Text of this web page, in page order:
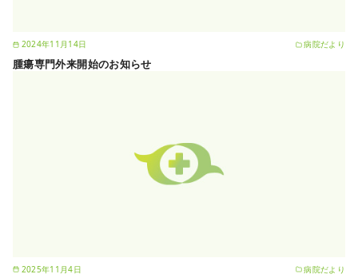
2024年11月14日 病院だより
腫瘍専門外来開始のお知らせ
2025年11月4日 病院だより